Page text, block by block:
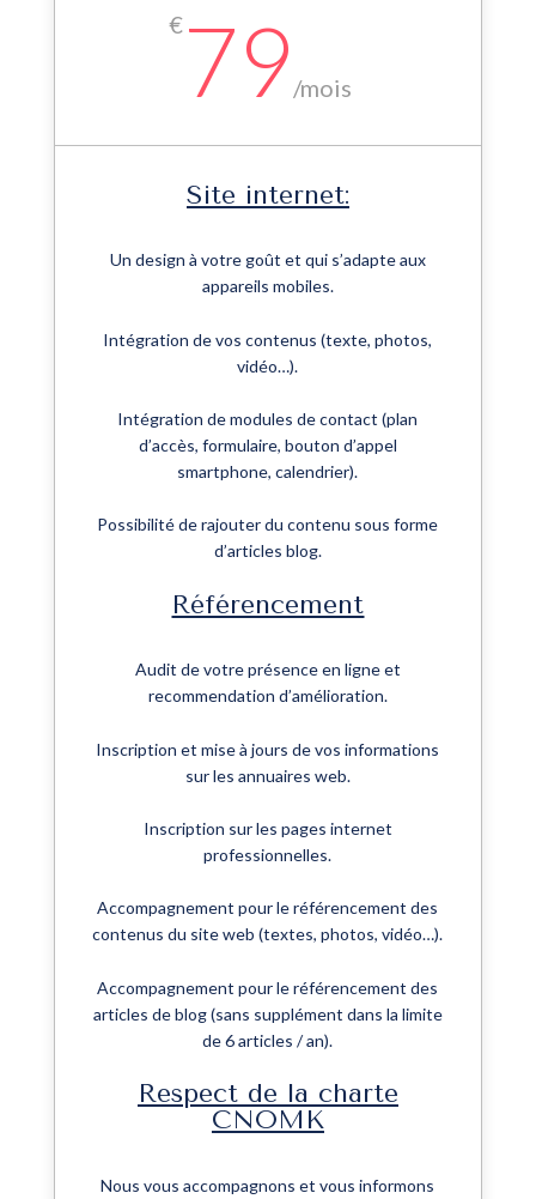
€ 79 /mois
Site internet:
Un design à votre goût et qui s’adapte aux
appareils mobiles.
Intégration de vos contenus (texte, photos,
vidéo…).
Intégration de modules de contact (plan
d’accès, formulaire, bouton d’appel
smartphone, calendrier).
Possibilité de rajouter du contenu sous forme
d’articles blog.
Référencement
Audit de votre présence en ligne et
recommendation d’amélioration.
Inscription et mise à jours de vos informations
sur les annuaires web.
Inscription sur les pages internet
professionnelles.
Accompagnement pour le référencement des
contenus du site web (textes, photos, vidéo…).
Accompagnement pour le référencement des
articles de blog (sans supplément dans la limite
de 6 articles / an).
Respect de la charte
CNOMK
Nous vous accompagnons et vous informons